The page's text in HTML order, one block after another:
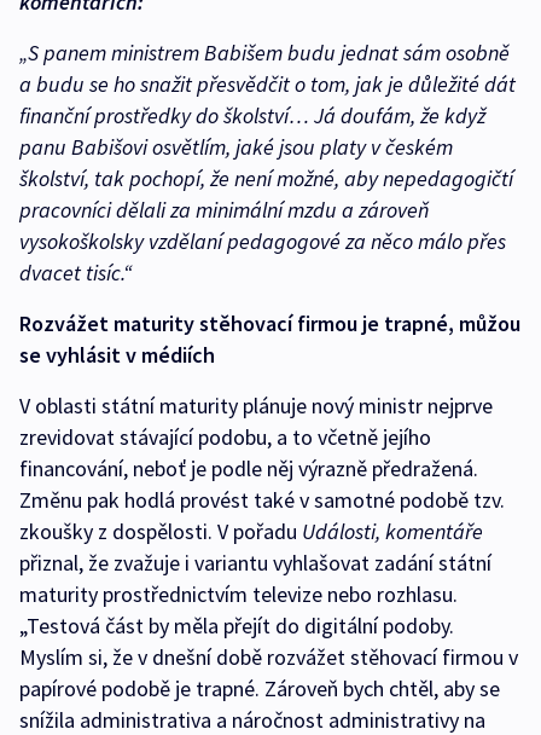
„S panem ministrem Babišem budu jednat sám osobně
a budu se ho snažit přesvědčit o tom, jak je důležité dát
finanční prostředky do školství… Já doufám, že když
panu Babišovi osvětlím, jaké jsou platy v českém
školství, tak pochopí, že není možné, aby nepedagogičtí
pracovníci dělali za minimální mzdu a zároveň
vysokoškolsky vzdělaní pedagogové za něco málo přes
dvacet tisíc.“
Rozvážet maturity stěhovací firmou je trapné, můžou
se vyhlásit v médiích
V oblasti státní maturity plánuje nový ministr nejprve
zrevidovat stávající podobu, a to včetně jejího
financování, neboť je podle něj výrazně předražená.
Změnu pak hodlá provést také v samotné podobě tzv.
zkoušky z dospělosti. V pořadu Události, komentáře
přiznal, že zvažuje i variantu vyhlašovat zadání státní
maturity prostřednictvím televize nebo rozhlasu.
„Testová část by měla přejít do digitální podoby.
Myslím si, že v dnešní době rozvážet stěhovací firmou v
papírové podobě je trapné. Zároveň bych chtěl, aby se
snížila administrativa a náročnost administrativy na